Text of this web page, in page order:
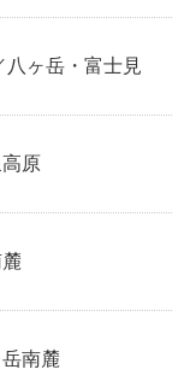
八ヶ岳・富士見
原
南麓